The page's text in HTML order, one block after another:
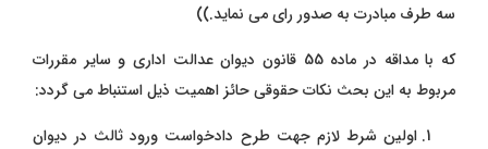
سه طرف مبادرت به صدور رای می نماید.))
که با مداقه در ماده 55 قانون دیوان عدالت اداری و سایر مقررات
مربوط به این بحث نکات حقوقی حائز اهمیت ذیل استنباط می گردد:
اولین شرط لازم جهت طرح دادخواست ورود ثالث در دیوان